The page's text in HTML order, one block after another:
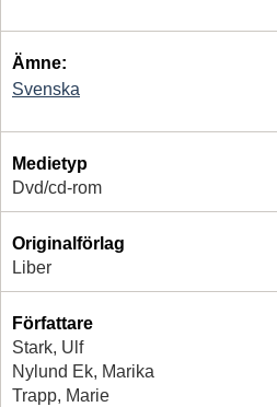
Ämne:
Svenska
Medietyp
Dvd/cd-rom
Originalförlag
Liber
Författare
Stark, Ulf
Nylund Ek, Marika
Trapp, Marie